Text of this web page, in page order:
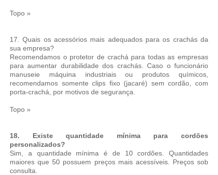
Topo »
17. Quais os acessórios mais adequados para os crachás da
sua empresa?
Recomendamos o protetor de crachá para todas as empresas
para aumentar durabilidade dos crachás. Caso o funcionário
manuseie máquina industriais ou produtos químicos,
recomendamos somente clips fixo (jacaré) sem cordão, com
porta-crachá, por motivos de segurança.
Topo »
18. Existe quantidade mínima para cordões
personalizados?
Sim, a quantidade mínima é de 10 cordões. Quantidades
maiores que 50 possuem preços mais acessíveis. Preços sob
consulta.